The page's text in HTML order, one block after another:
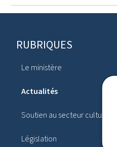
Pied
de
RUBRIQUES
Le ministère
Actualités
Soutien au secteur culturel
Législation